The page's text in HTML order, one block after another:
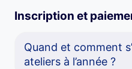
Inscription et
Quand et comment
ateliers à l’année ?